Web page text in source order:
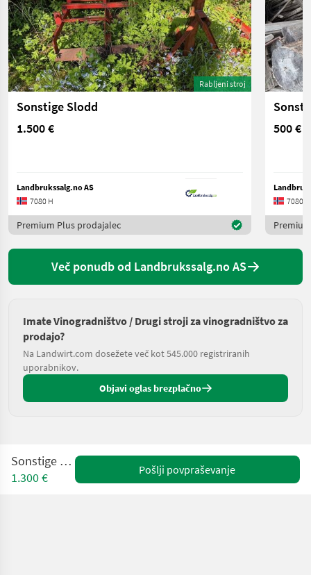
Rabljeni stroj
Sonstige Slodd
1.500 €
Landbrukssalg.no AS
7080 H
Premium Plus prodajalec
500 €
7080 H
Več ponudb od Landbrukssalg.no AS
Imate Vinogradništvo / Drugi stroji za vinogradništvo za
prodajo?
Na Landwirt.com dosežete več kot 545.000 registriranih
uporabnikov.
Objavi oglas brezplačno
Sonstige FK 314
1.300 €
Pošlji povpraševanje